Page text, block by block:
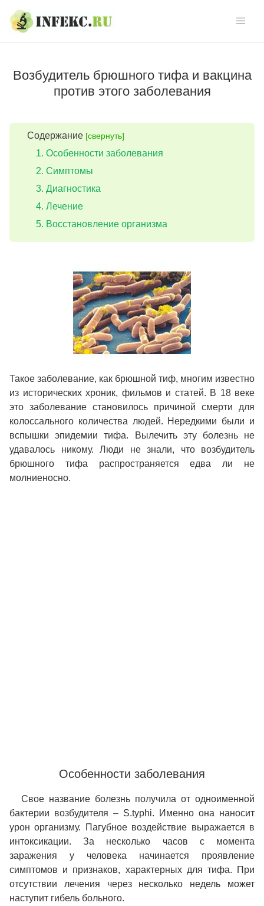
navigation
content
Возбудитель брюшного тифа и вакцина
против этого заболевания
Содержание [свернуть]
Особенности заболевания
Симптомы
Диагностика
Лечение
Восстановление организма
Такое заболевание, как брюшной тиф, многим известно
из исторических хроник, фильмов и статей. В 18 веке
это заболевание становилось причиной смерти для
колоссального количества людей. Нередкими были и
вспышки эпидемии тифа. Вылечить эту болезнь не
удавалось никому. Люди не знали, что возбудитель
брюшного тифа распространяется едва ли не
молниеносно.
Особенности заболевания
Свое название болезнь получила от одноименной
бактерии возбудителя – S.typhi. Именно она наносит
урон организму. Пагубное воздействие выражается в
интоксикации. За несколько часов с момента
заражения у человека начинается проявление
симптомов и признаков, характерных для тифа. При
отсутствии лечения через несколько недель может
наступит гибель больного.